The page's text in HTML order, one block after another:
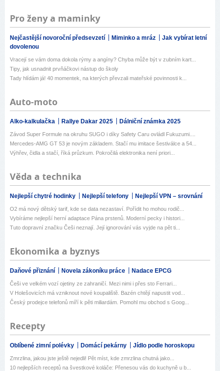
Pro ženy a maminky
Nejčastější novoroční předsevzetí Miminko a mráz
Jak vybírat letní
dovolenou
Vracejí se vám doma dokola rýmy a angíny? Chyba může být v zubním kart...
Tipy, jak usnadnit prvňáčkovi nástup do školy
Tady hlídám já! 40 momentek, na kterých převzali mateřské povinnosti k...
Auto-moto
Alko-kalkulačka Rallye Dakar 2025 Dálniční známka 2025
Závod Super Formule na okruhu SUGO i díky Safety Caru ovládl Fukuzumi....
Mercedes-AMG GT 53 je novým základem. Stačí mu imitace šestiválce a 54...
Výhřev, čidla a stačí, říká průzkum. Pokročilá elektronika není priori...
Věda a technika
Nejlepší chytré hodinky Nejlepší telefony Nejlepší VPN – srovnání
O2 má nový dětský tarif, kde se data nezastaví. Pořídit ho mohou rodič...
Vybíráme nejlepší herní adaptace Pána prstenů. Moderní pecky i histori...
Tuto dopravní značku Češi neznají. Její ignorování vás vyjde na pět ti...
Ekonomika a byznys
Daňové přiznání Novela zákoníku práce Nadace EPCG
Češi ve velkém vozí ojetiny ze zahraničí. Mezi nimi i přes sto Ferrari...
V Holešovicích má vzniknout nové koupaliště. Bazén chtějí napustit vod...
Český prodejce telefonů míří k pěti miliardám. Pomohl mu obchod s Goog...
Recepty
Oblíbené zimní polévky Domácí pekárny Jídlo podle horoskopu
Zmrzlina, jakou jste ještě nejedli! Pět míst, kde zmrzlina chutná jako...
10 nejlepších receptů na švestkové koláče: Přenesou vás do kuchyně u b...